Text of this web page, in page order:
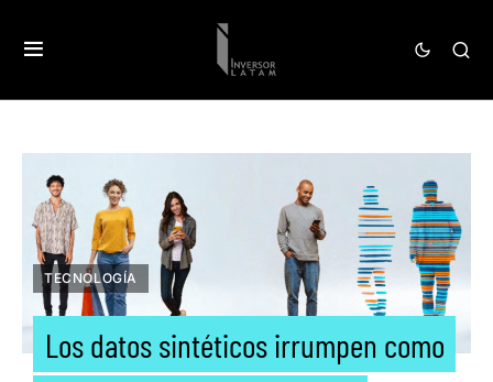
TECNOLOGÍA
Los datos sintéticos irrumpen como